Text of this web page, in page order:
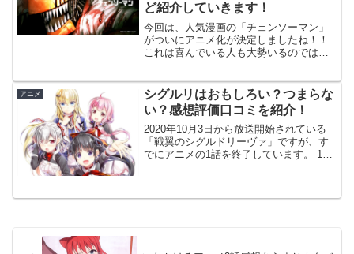
ど紹介していきます！
今回は、人気漫画の「チェンソーマン」
がついにアニメ化が決定しましたね！！
これは喜んでいる人も大勢いるのではな
ソーマン」のアニメ化は嬉しいけど、放
送日いつで放送局...
アニメ
シグルリはおもしろい？つまらな
い？感想評価口コミを紹介！
2020年10月3日から放送開始されている
「戦翼のシグルドリーヴァ」ですが、す
でにアニメの1話を終了しています。 1話